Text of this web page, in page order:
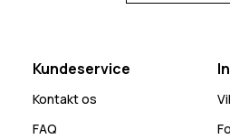
Kundeservice
Kontakt os
FAQ